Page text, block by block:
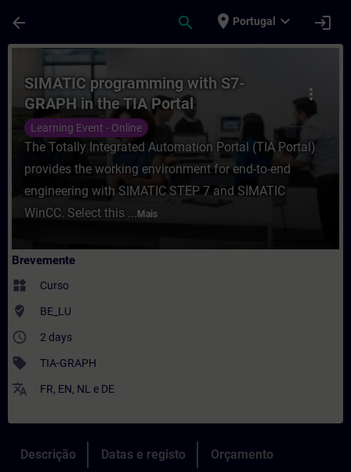
arrow_back search place Portugal expand_more login
Curso - SIMATIC programming with S7-
more_vert
SIMATIC programming with S7-
GRAPH in the TIA Portal
Learning Event - Online
The Totally Integrated Automation Portal (TIA Portal)
provides the working environment for end-to-end
engineering with SIMATIC STEP 7 and SIMATIC
WinCC. Select this ... Mais
Brevemente
widgets Curso
where_to_vote BE_LU
access_time 2 days
sell TIA-GRAPH
translate FR, EN, NL e DE
Descrição Datas e registo Orçamento